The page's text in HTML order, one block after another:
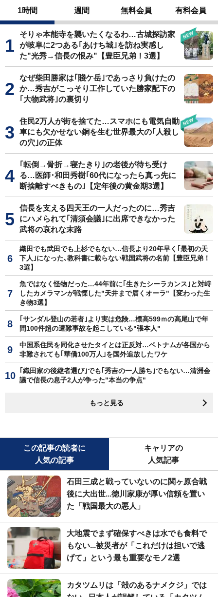
1時間 週間 無料会員 有料会員
そりゃ本能寺を襲いたくなるわ…古城探訪家
が岐阜に2つある｢あけち城｣を訪ね実感し
た"光秀→信長の恨み"【豊臣兄弟！3選】
なぜ柴田勝家は｢賤ケ岳｣であっさり負けたの
か…秀吉がこっそり工作していた勝家配下の
｢大物武将｣の裏切り
住民2万人が街を捨てた…スマホにも電気自動
車にも欠かせない銅を生む世界最大の｢人殺し
の穴｣の正体
｢転倒→骨折→寝たきり｣の老後が待ち受け
る…医師･和田秀樹｢60代になったら真っ先に
断捨離すべきもの｣【定年後の黄金期3選】
信長を支える四天王の一人だったのに…秀吉
にハメられて｢清須会議｣に出席できなかった
武将の哀れな末路
織田でも武田でも上杉でもない…信長より20年早く｢最初の天
下人｣になった､教科書に載らない戦国武将の名前【豊臣兄弟！
3選】
魚ではなく怪物だった…44年前に｢生きたシーラカンス｣と対峙
したカメラマンが戦慄した"天井まで届くオーラ"【変わった生
き物3選】
｢サンダル登山の若者｣より実は危険…標高599ｍの高尾山で年
間100件超の遭難事故を起こしている"張本人"
中国系住民を同化させたタイとは正反対…ベトナムが各国から
非難されても｢華僑100万人｣を国外追放したワケ
｢織田家の後継者選び｣でも｢秀吉の一人勝ち｣でもない…清洲会
議で信長の息子2人が争った"本当の争点"
もっと見る
この記事の読者に
人気の記事
キャリアの
人気記事
石田三成と戦っていないのに関ヶ原合戦
後に大出世...徳川家康が厚い信頼を置い
た「戦国最大の悪人」
大地震でまず確保すべきは水でも食料で
もない...被災者が「これだけは担いで逃
げて」という最も重要なモノ2選
カタツムリは「殻のあるナメクジ」では